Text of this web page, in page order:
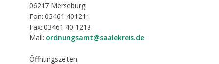
06217 Merseburg
Fon: 03461 401211
Fax: 03461 40 1218
Mail: ordnungsamt@saalekreis.de
Öffnungszeiten: